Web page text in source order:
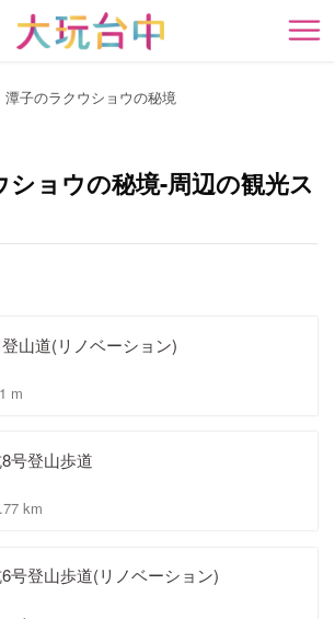
開
潭子のラクウショウの秘境
ョウの秘境-周辺の観光ス
山道(リノベーション)
m
号登山歩道
km
号登山歩道(リノベーション)